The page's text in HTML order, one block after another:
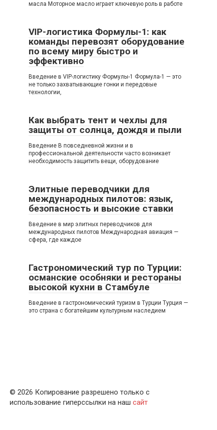
масла Моторное масло играет ключевую роль в работе
VIP-логистика Формулы-1: как
команды перевозят оборудование
по всему миру быстро и
эффективно
Введение в VIP-логистику Формулы-1 Формула-1 — это
не только захватывающие гонки и передовые
технологии,
Как выбрать тент и чехлы для
защиты от солнца, дождя и пыли
Введение В повседневной жизни и в
профессиональной деятельности часто возникает
необходимость защитить вещи, оборудование
Элитные переводчики для
международных пилотов: язык,
безопасность и высокие ставки
Введение в мир элитных переводчиков для
международных пилотов Международная авиация —
сфера, где каждое
Гастрономический тур по Турции:
османские особняки и рестораны
высокой кухни в Стамбуле
Введение в гастрономический туризм в Турции Турция —
это страна с богатейшим культурным наследием
© 2026 Копирование разрешено только с
использование гиперссылки на наш сайт